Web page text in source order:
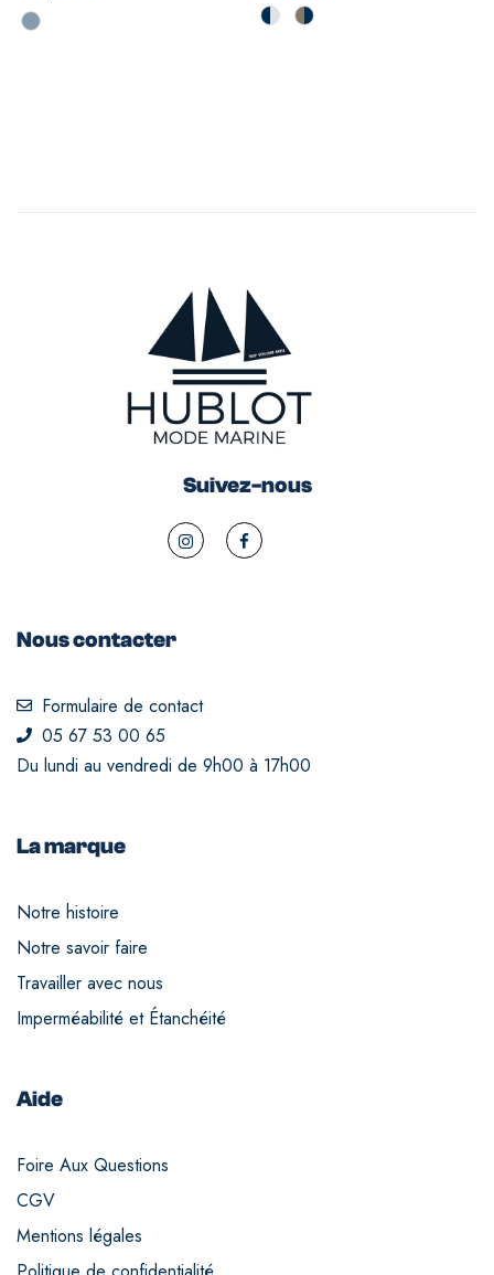
Suivez-nous
Nous contacter
Formulaire de contact
05 67 53 00 65
Du lundi au vendredi de 9h00 à 17h00
La marque
Notre histoire
Notre savoir faire
Travailler avec nous
Imperméabilité et Étanchéité
Aide
Foire Aux Questions
CGV
Mentions légales